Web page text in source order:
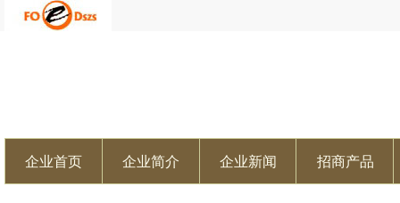
企业首页 企业简介 企业新闻 招商产品